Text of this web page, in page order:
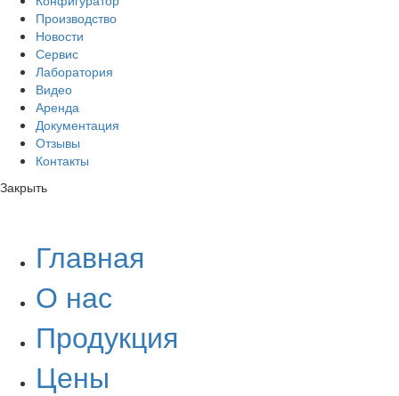
Производство
Новости
Сервис
Лаборатория
Видео
Аренда
Документация
Отзывы
Контакты
Закрыть
Главная
О нас
Продукция
Цены